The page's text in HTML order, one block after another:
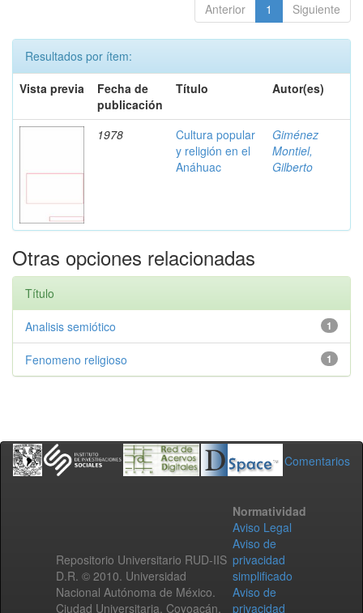
Anterior 1 Siguiente
Resultados por ítem:
Vista previa
Fecha de
publicación
Título Autor(es)
1978
Cultura popular
y religión en el
Anáhuac
Giménez
Montiel,
Gilberto
Otras opciones relacionadas
Título
1
Analisis semiótico
1
Fenomeno religioso
Comentarios
Repositorio Universitario RUD-IIS
D.R. © 2010. Universidad
Nacional Autónoma de México.
Ciudad Universitaria, Coyoacán,
Normatividad
Aviso Legal
Aviso de
privacidad
simplificado
Aviso de
privacidad